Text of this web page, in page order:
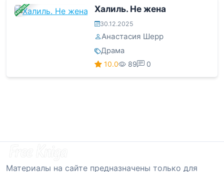
ЗАВЕРШЕНА Халиль. Не жена
30.12.2025
Анастасия Шерр
Драма
10.0 89 0
Материалы на сайте предназначены только для